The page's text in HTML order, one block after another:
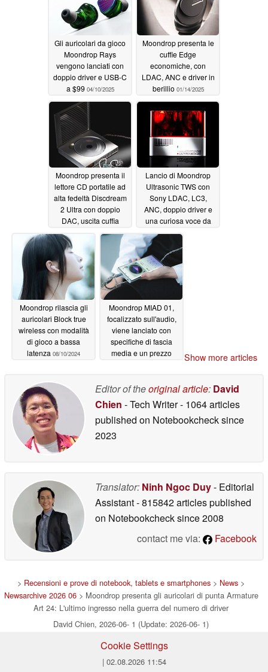
Gli auricolari da gioco
Moondrop Rays
vengono lanciati con
doppio driver e USB-C
a $99 04/10/2025
Moondrop presenta le
cuffie Edge
economiche, con
LDAC, ANC e driver in
berillio 01/14/2025
Moondrop presenta il
lettore CD portatile ad
alta fedeltà Discdream
2 Ultra con doppio
DAC, uscita cuffia
bilanciata e modalità
scheda audio USB che
supporta audio PCM e
DSD11/04/2024
Lancio di Moondrop
Ultrasonic TWS con
Sony LDAC, LC3,
ANC, doppio driver e
una curiosa voce da
anime08/23/2024
Moondrop rilascia gli
auricolari Block true
wireless con modalità
di gioco a bassa
latenza 08/10/2024
Moondrop MIAD 01,
focalizzato sull'audio,
viene lanciato con
specifiche di fascia
media e un prezzo
Show more articles
Editor of theoriginal article: David
Chien - Tech Writer- 1064 articles
published on Notebookchecksince
2023
Translator: Ninh Ngoc Duy- Editorial
Assistant- 815842 articles published
on Notebookchecksince 2008
contact me via:
Facebook
> Recensioni e prove di notebook, tablets e smartphones > News >
Newsarchive 2026 06> Moondrop presenta gli auricolari di punta Armature
Art 24: L'ultimo ingresso nella guerra del numero di driver
David Chien, 2026-06- 1 (Update: 2026-06- 1)
Cookie Settings
| 02.08.2026 11:54